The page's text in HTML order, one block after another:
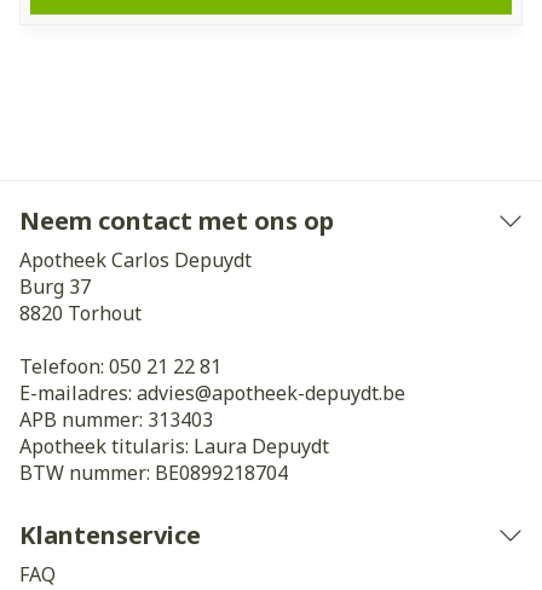
Neem contact met ons op
Apotheek Carlos Depuydt
Burg 37
8820 Torhout
Telefoon: 050 21 22 81
E-mailadres: advies@apotheek-depuydt.be
APB nummer: 313403
Apotheek titularis: Laura Depuydt
BTW nummer: BE0899218704
Klantenservice
FAQ